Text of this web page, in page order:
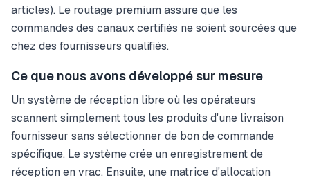
articles). Le routage premium assure que les
commandes des canaux certifiés ne soient sourcées que
chez des fournisseurs qualifiés.
Ce que nous avons développé sur mesure
Un système de réception libre où les opérateurs
scannent simplement tous les produits d'une livraison
fournisseur sans sélectionner de bon de commande
spécifique. Le système crée un enregistrement de
réception en vrac. Ensuite, une matrice d'allocation